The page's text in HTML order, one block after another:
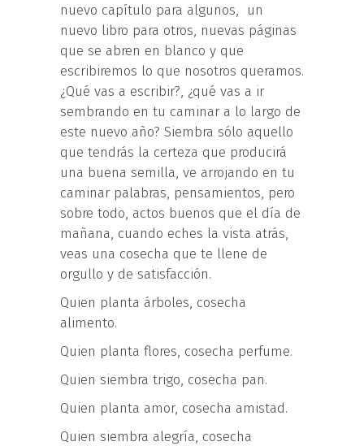
nuevo capítulo para algunos, un
nuevo libro para otros, nuevas páginas
que se abren en blanco y que
escribiremos lo que nosotros queramos.
¿Qué vas a escribir?, ¿qué vas a ir
sembrando en tu caminar a lo largo de
este nuevo año? Siembra sólo aquello
que tendrás la certeza que producirá
una buena semilla, ve arrojando en tu
caminar palabras, pensamientos, pero
sobre todo, actos buenos que el día de
mañana, cuando eches la vista atrás,
veas una cosecha que te llene de
orgullo y de satisfacción.
Quien planta árboles, cosecha
alimento.
Quien planta flores, cosecha perfume.
Quien siembra trigo, cosecha pan.
Quien planta amor, cosecha amistad.
Quien siembra alegría, cosecha